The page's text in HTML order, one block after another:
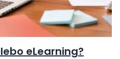
eLearning?